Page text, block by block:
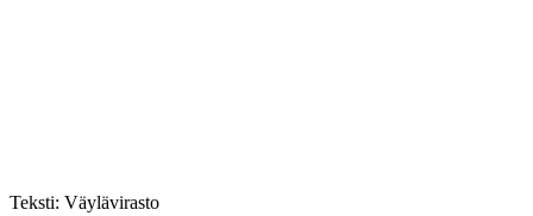
Teksti: Väylävirasto